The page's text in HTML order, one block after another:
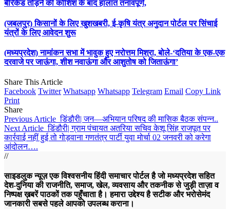
बैरिकेड तोड़ने की कोशिश के बाद हालात तनावपूर्ण,
(जबलपुर) किसानों के लिए खुशखबरी, ई-कृषि यंत्र अनुदान पोर्टल पर सिंचाई
यंत्रों के लिए आवेदन शुरू
(मध्यप्रदेश) नामांकन सभा में भावुक हुए नरोत्तम मिश्रा, बोले-‘दतिया के एक-एक
दरवाजे पर जाऊंगा, शीश नवाऊंगा और आशुतोष को जिताऊंगा’
Share This Article
Facebook Twitter Whatsapp Whatsapp Telegram Email Copy Link
Print
Share
Previous Article डिंडौरी| जन—अभियान परिषद की मासिक बैठक संपन्न..
Next Article डिंडौरी| ग्राम पंचायत अतरिया सचिव केशू सिंह राजपूत पर
कार्रवाई नहीं हुई तो गोड़वाना गणतंत्र पार्टी युवा मोर्चा 02 जनवरी को करेगा
आंदोलन….
//
साइडलुक न्यूज़ एक विश्वसनीय हिंदी समाचार पोर्टल है जो मध्यप्रदेश सहित
देश-दुनिया की राजनीति, समाज, खेल, व्यवसाय और तकनीक से जुड़ी ताज़ा व
निष्पक्ष ख़बरें पाठकों तक पहुँचाता है। हमारा उद्देश्य है सटीक और भरोसेमंद
जानकारी सबसे पहले आपको उपलब्ध कराना।